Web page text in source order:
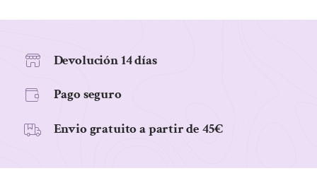
Devolución 14 días
Pago seguro
Envio gratuito a partir de 45€